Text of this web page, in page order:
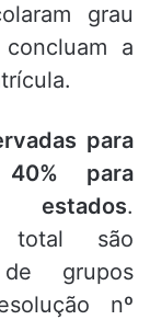
grau
a
para
40% para
.
total são
grupos
nº